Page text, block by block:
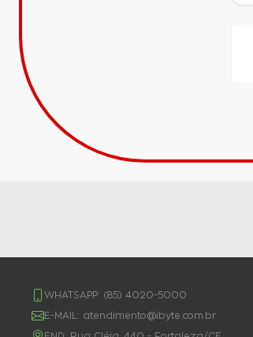
WHATSAPP: (85) 4020-5000
E-MAIL: atendimento@ibyte.com.br